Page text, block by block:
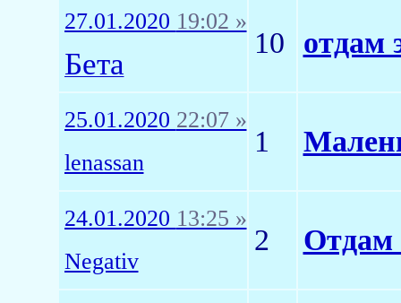
27.01.2020 19:02 »
Бета
10 отдам
25.01.2020 22:07 »
lenassan
1
24.01.2020 13:25 »
Negativ
2 Отдам